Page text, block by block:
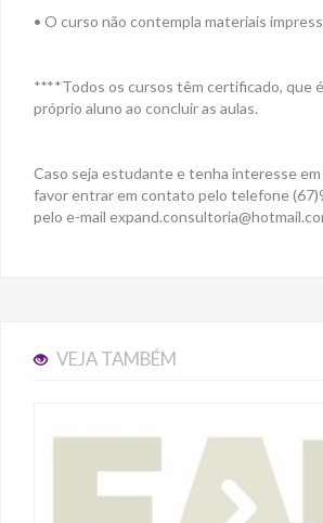
• O curso não contempla materiais
****Todos os cursos têm certificado, que
próprio aluno ao concluir as aulas.
Caso seja estudante e tenha interesse em
favor entrar em contato pelo telefone
pelo e-mail
VEJA TAMBÉM